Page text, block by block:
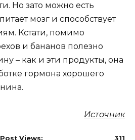
Но зато можно есть
мозг и способствует
Кстати, помимо
и бананов полезно
– как и эти продукты, она
гормона хорошего
Источник
Post Views: 311